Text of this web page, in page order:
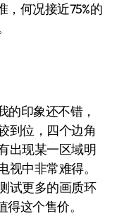
，何况接近75%的
的印象还不错，
到位，四个边角
出现某一区域明
视中非常难得。
试更多的画质环
这个售价。